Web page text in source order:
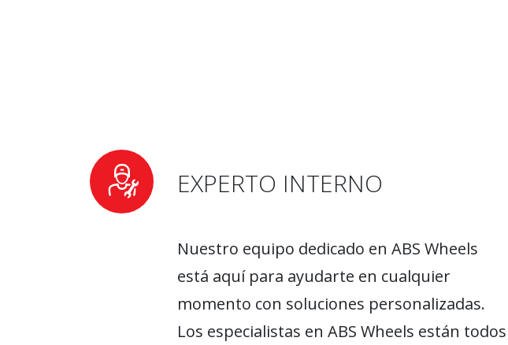
EXPERTO INTERNO
Nuestro equipo dedicado en ABS Wheels
está aquí para ayudarte en cualquier
momento con soluciones personalizadas.
Los especialistas en ABS Wheels están todos